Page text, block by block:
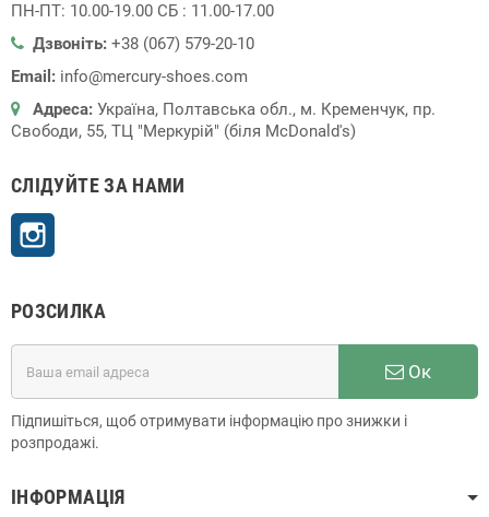
ПН-ПТ: 10.00-19.00 СБ : 11.00-17.00
Дзвоніть: +38 (067) 579-20-10
Email: info@mercury-shoes.com
Адреса: Україна, Полтавська обл., м. Кременчук, пр.
Свободи, 55, ТЦ "Меркурій" (біля McDonald's)
СЛІДУЙТЕ ЗА НАМИ
РОЗСИЛКА
Ок
Підпишіться, щоб отримувати інформацію про знижки і
розпродажі.
ІНФОРМАЦІЯ